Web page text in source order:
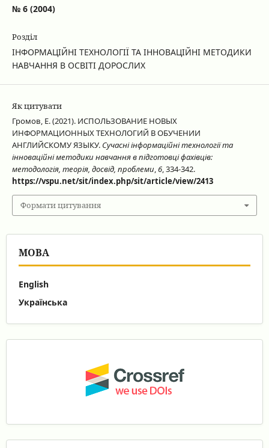
№ 6 (2004)
Розділ
ІНФОРМАЦІЙНІ ТЕХНОЛОГІЇ ТА ІННОВАЦІЙНІ МЕТОДИКИ
НАВЧАННЯ В ОСВІТІ ДОРОСЛИХ
Як цитувати
Громов, Е. (2021). ИСПОЛЬЗОВАНИЕ НОВЫХ
ИНФОРМАЦИОННЫХ ТЕХНОЛОГИЙ В ОБУЧЕНИИ
АНГЛИЙСКОМУ ЯЗЫКУ. Сучасні інформаційні технології та
інноваційні методики навчання в підготовці фахівців:
методологія, теорія, досвід, проблеми,6, 334-342.
https://vspu.net/sit/index.php/sit/article/view/2413
Формати цитування
МОВА
English
Українська